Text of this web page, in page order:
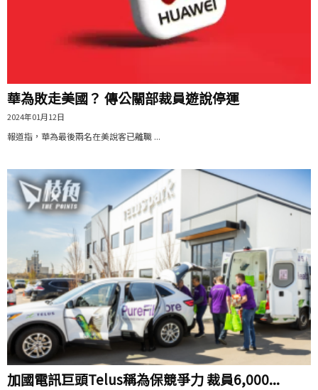
華為敗走美國？ 傳公關部裁員遊說停運
2024年01月12日
報道指，華為最後兩名在美說客已離職 ...
加國電訊巨頭Telus稱為保競爭力 裁員6,000...